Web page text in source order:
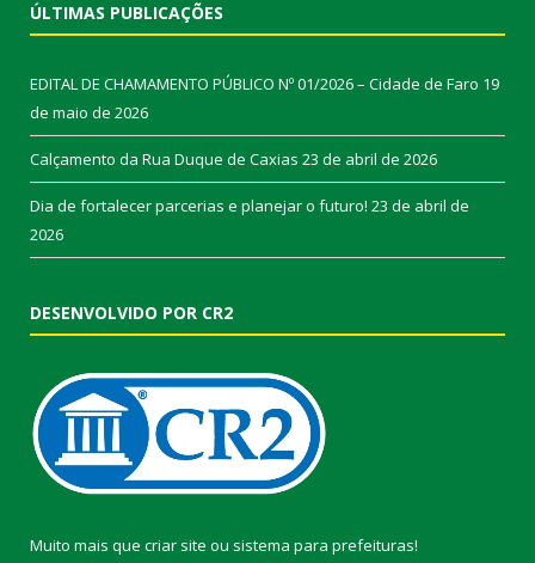
ÚLTIMAS PUBLICAÇÕES
EDITAL DE CHAMAMENTO PÚBLICO Nº 01/2026 – Cidade de Faro 19
de maio de 2026
Calçamento da Rua Duque de Caxias 23 de abril de 2026
Dia de fortalecer parcerias e planejar o futuro! 23 de abril de
2026
DESENVOLVIDO POR CR2
Muito mais que criar site ou sistema para prefeituras!